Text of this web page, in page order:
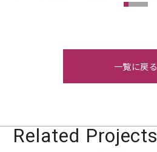
一覧に戻る
Related Projects